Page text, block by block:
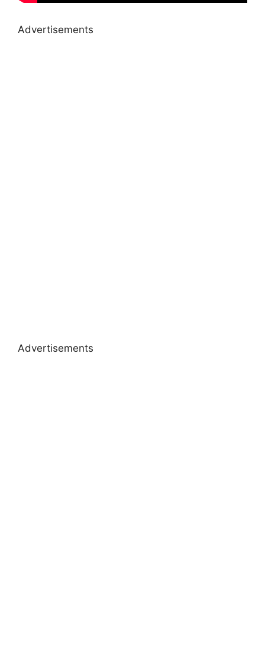
Advertisements
Advertisements